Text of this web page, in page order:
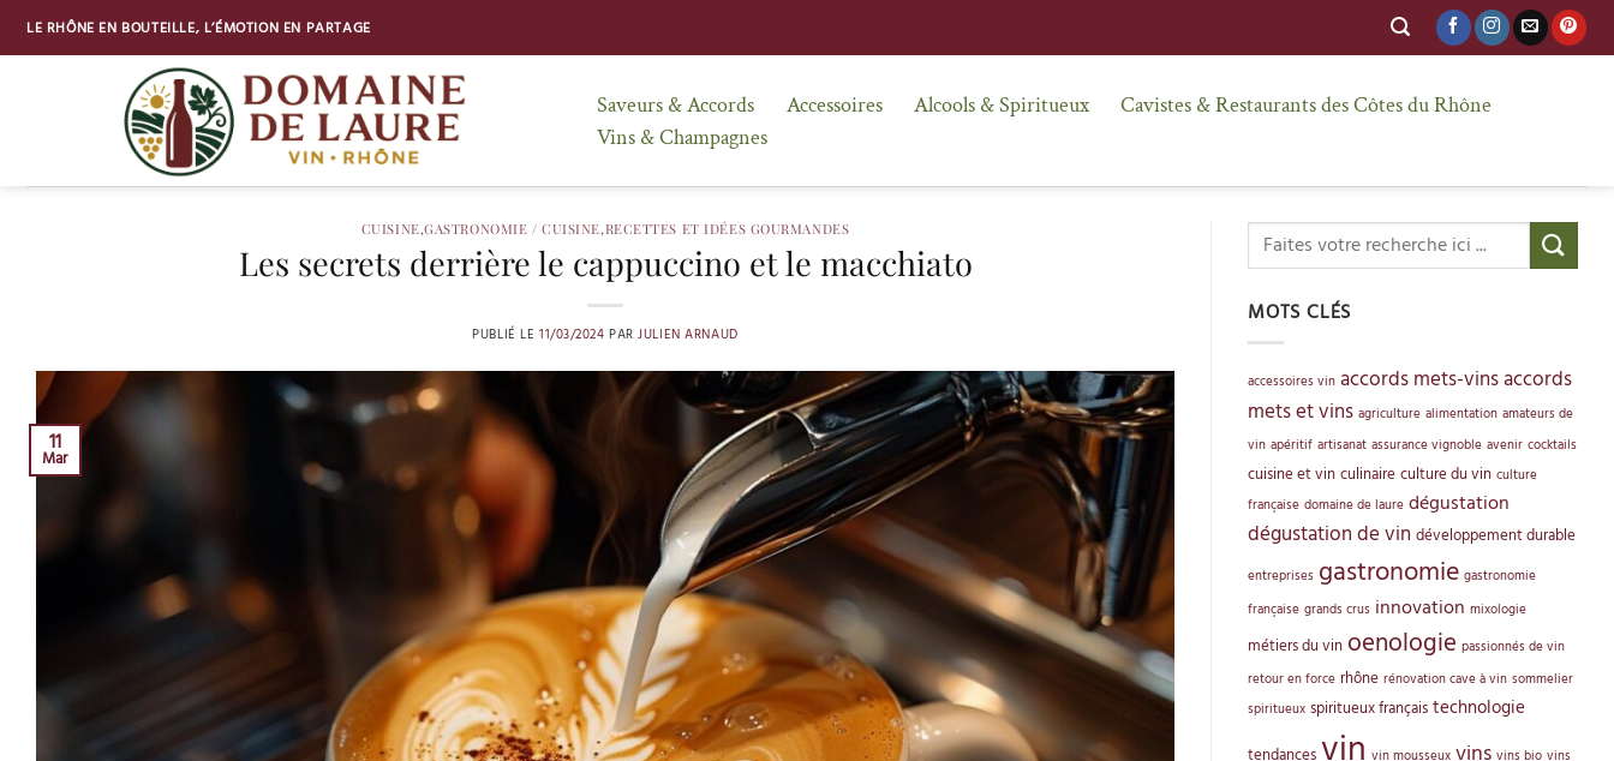
LE RHÔNE EN BOUTEILLE, L’ÉMOTION EN PARTAGE
Saveurs & Accords Accessoires Alcools & Spiritueux
Cavistes & Restaurants des Côtes du Rhône
Vins & Champagnes
CUISINE,GASTRONOMIE / CUISINE,RECETTES ET IDÉES GOURMANDES
Les secrets derrière le cappuccino et le macchiato
PUBLIÉ LE 11/03/2024 PARJULIEN ARNAUD
11
Mar
MOTS CLÉS
accessoires vin accords mets-vinsaccords
mets et vins agriculture alimentation amateurs de
vin apéritif artisanat assurance vignoble avenir cocktails
cuisine et vin culinaire culture du vin culture
française domaine de laure dégustation
dégustation de vin développement durable
entreprises gastronomie gastronomie
française grands crus innovation mixologie
métiers du vin oenologie passionnés de vin
retour en force rhône rénovation cave à vin sommelier
spiritueux spiritueux français technologie
tendances vin vin mousseux vins vins bio vins